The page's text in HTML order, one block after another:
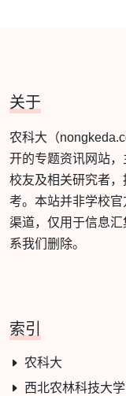
关于
农科大（
开的专题资讯网站，
校友及相关研究者
考。本站并非学校
渠道，仅用于信息
系我们删除。
索引
农科大
西北农林科技大学